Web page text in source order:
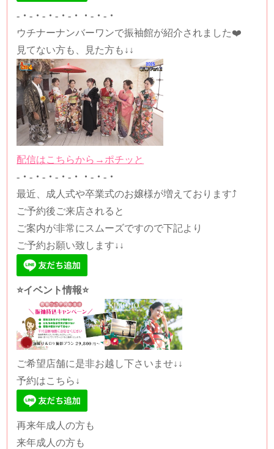
-・-・-・-・-・・-・-・
ウチナーナンバーワンで振袖館が紹介されました❤️
見てない方も、見た方も↓↓
配信はこちらから→ポチッと
-・-・-・-・-・・-・-・
最近、成人式や卒業式のお嬢様が増えております⤴
ご予約後ご来店されると
ご案内が非常にスムーズですので下記より
ご予約お願い致します↓↓
⭐️イベント情報⭐️
ご希望店舗に是非お越し下さいませ↓↓
予約はこちら↓
再来年成人の方も
来年成人の方も